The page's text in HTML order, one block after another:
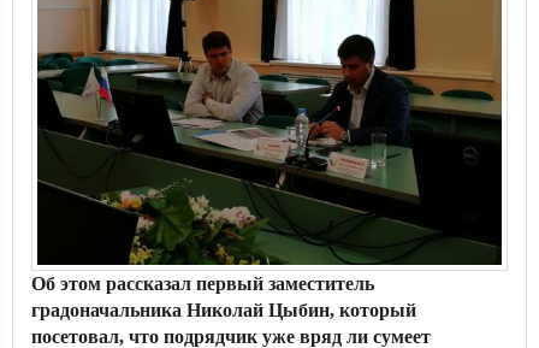
Об этом рассказал первый заместитель
градоначальника Николай Цыбин, который
посетовал, что подрядчик уже вряд ли сумеет